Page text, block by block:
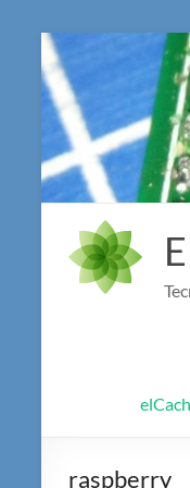
Saltar
al
contenido
raspberry